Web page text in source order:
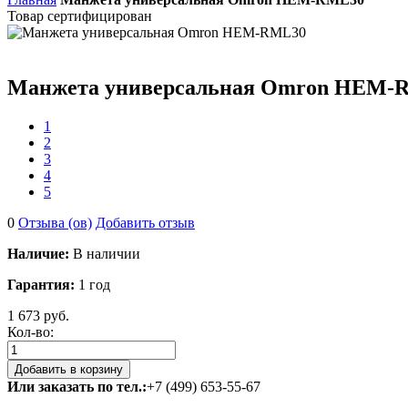
Товар сертифицирован
Манжета универсальная Omron HEM-
1
2
3
4
5
0 Отзыва (ов) Добавить отзыв
Наличие: В наличии
Гарантия: 1 год
1 673 руб.
Кол-во:
Или заказать по тел.:+7 (499) 653-55-67